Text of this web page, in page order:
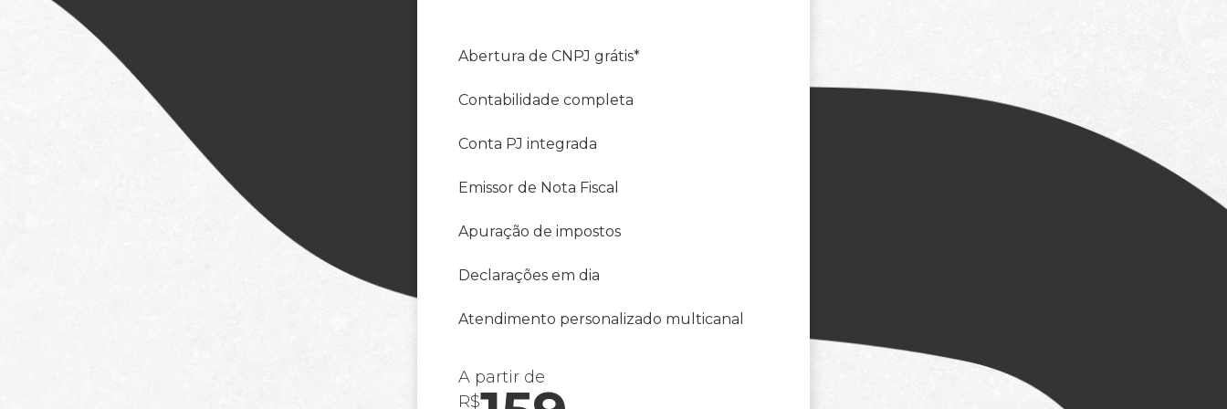
Abertura de CNPJ grátis*
Contabilidade completa
Conta PJ integrada
Emissor de Nota Fiscal
Apuração de impostos
Declarações em dia
Atendimento personalizado multicanal
A partir de
R$